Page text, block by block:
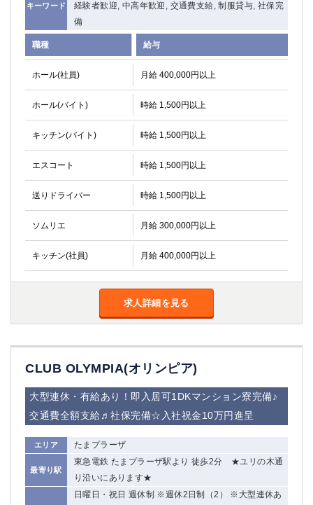
キーワード
経験者歓迎, 中高年歓迎, 交通費支給, 制服貸与, 社保完
備
職種 給与
ホール(社員) 月給 400,000円以上
ホール(バイト) 時給 1,500円以上
キッチン(バイト) 時給 1,500円以上
エスコート 時給 1,500円以上
送りドライバー 時給 1,500円以上
ソムリエ 月給 300,000円以上
キッチン(社員) 月給 400,000円以上
求人詳細を見る
CLUB OLYMPIA(オリンピア)
大型連休・有給あり！即入居可1DKマンション寮完備♪
交通費全額支給♬社保完備☆入社祝金10万円進呈
エリア たまプラーザ
最寄り駅
東急電鉄 たまプラーザ駅より 徒歩2分 ★ユリの木通
り沿いにあります★
日曜日・祝日 週休制 ※週休2日制（2） ※大型連休あ